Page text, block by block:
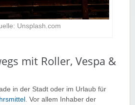
Unsplash.com
mit Roller, Vespa &
in der Stadt oder im Urlaub für
. Vor allem Inhaber der